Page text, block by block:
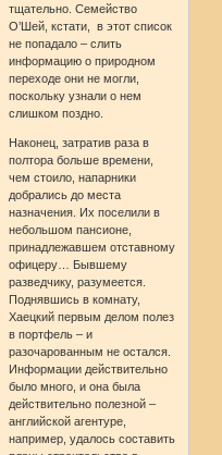
тщательно. Семейство
О’Шей, кстати, в этот список
не попадало – слить
информацию о природном
переходе они не могли,
поскольку узнали о нем
слишком поздно.
Наконец, затратив раза в
полтора больше времени,
чем стоило, напарники
добрались до места
назначения. Их поселили в
небольшом пансионе,
принадлежавшем отставному
офицеру… Бывшему
разведчику, разумеется.
Поднявшись в комнату,
Хаецкий первым делом полез
в портфель – и
разочарованным не остался.
Информации действительно
было много, и она была
действительно полезной –
английской агентуре,
например, удалось составить